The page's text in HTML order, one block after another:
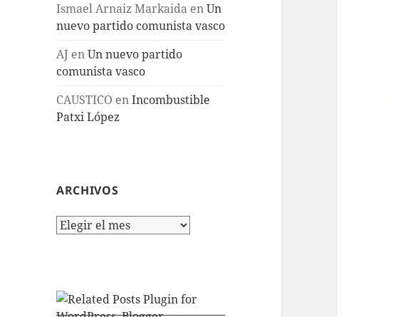
Ismael Arnaiz Markaida enUn
nuevo partido comunista vasco
AJ enUn nuevo partido
comunista vasco
CAUSTICO enIncombustible
Patxi López
ARCHIVOS
Archivos